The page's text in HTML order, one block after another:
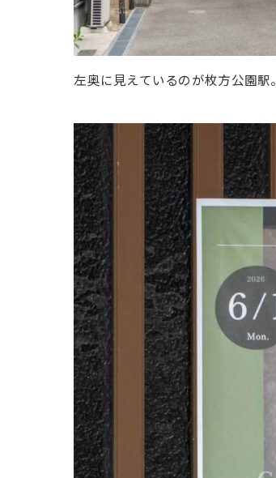
左奥に見えているのが枚方公園駅。